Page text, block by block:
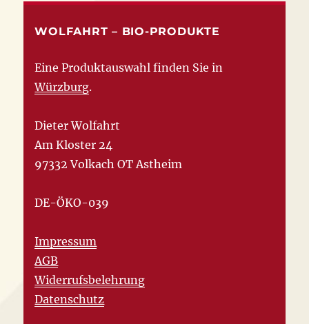
WOLFAHRT – BIO-PRODUKTE
Eine Produktauswahl finden Sie in
Würzburg.
Dieter Wolfahrt
Am Kloster 24
97332 Volkach OT Astheim
DE-ÖKO-039
Impressum
AGB
Widerrufsbelehrung
Datenschutz